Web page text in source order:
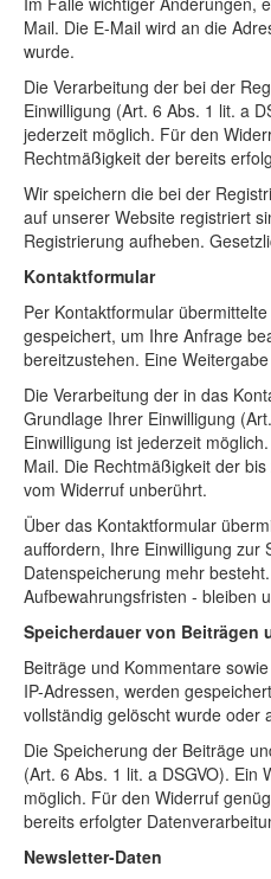
Mail. Die E-Mail wird an die
wurde.
Die Verarbeitung der bei der
Einwilligung (Art. 6 Abs. 1 lit. a
jederzeit möglich. Für den
Rechtmäßigkeit der bereits
Wir speichern die bei der
auf unserer Website registriert
Registrierung aufheben.
Kontaktformular
Per Kontaktformular
gespeichert, um Ihre Anfrage
bereitzustehen. Eine
Die Verarbeitung der in das
Grundlage Ihrer Einwilligung
Einwilligung ist jederzeit
Mail. Die Rechtmäßigkeit der
vom Widerruf unberührt.
Über das Kontaktformular
auffordern, Ihre Einwilligung zur
Datenspeicherung mehr
Aufbewahrungsfristen - bleiben
Speicherdauer von Beiträgen
Beiträge und Kommentare
IP-Adressen, werden
vollständig gelöscht wurde oder
Die Speicherung der Beiträge
(Art. 6 Abs. 1 lit. a DSGVO).
möglich. Für den Widerruf
bereits erfolgter
Newsletter-Daten